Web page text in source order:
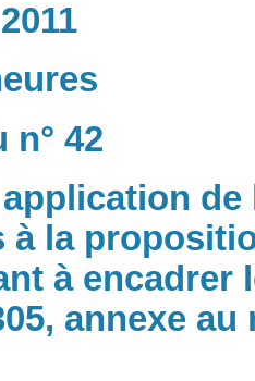
n° 42
à la
à
annexe